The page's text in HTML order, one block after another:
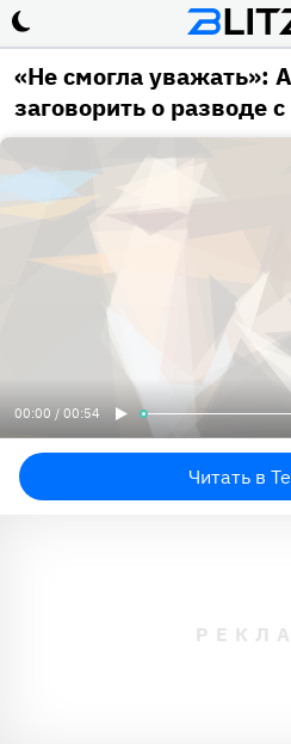
«Не смогла уважать»:
заговорить о разводе
00:00 / 00:54
Читать в